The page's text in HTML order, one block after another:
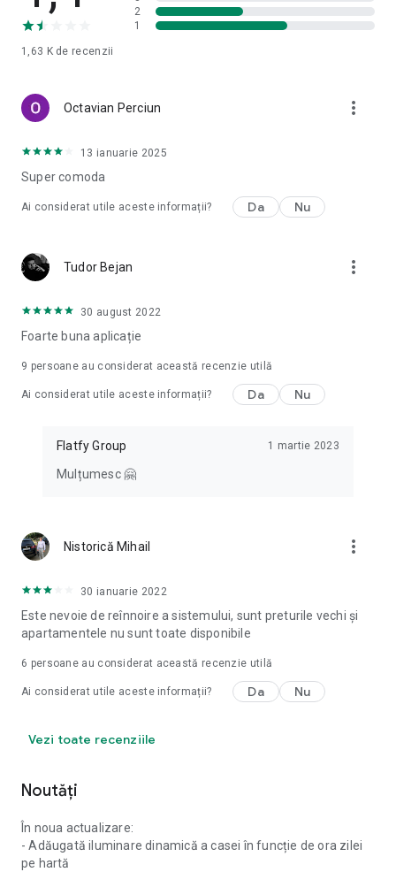
1,63 Kde recenzii
2
1
Octavian Perciun more_vert
13 ianuarie 2025
Super comoda
Ai considerat utile aceste informații? Da Nu
Tudor Bejan more_vert
30 august 2022
Foarte buna aplicație
9 persoane au considerat această recenzie utilă
Ai considerat utile aceste informații? Da Nu
Flatfy Group 1 martie 2023
Mulțumesc 🤗
Nistorică Mihail more_vert
30 ianuarie 2022
Este nevoie de reînnoire a sistemului, sunt preturile vechi și
apartamentele nu sunt toate disponibile
6 persoane au considerat această recenzie utilă
Ai considerat utile aceste informații? Da Nu
Vezi toate recenziile
Noutăți
În noua actualizare:
- Adăugată iluminare dinamică a casei în funcție de ora zilei
pe hartă